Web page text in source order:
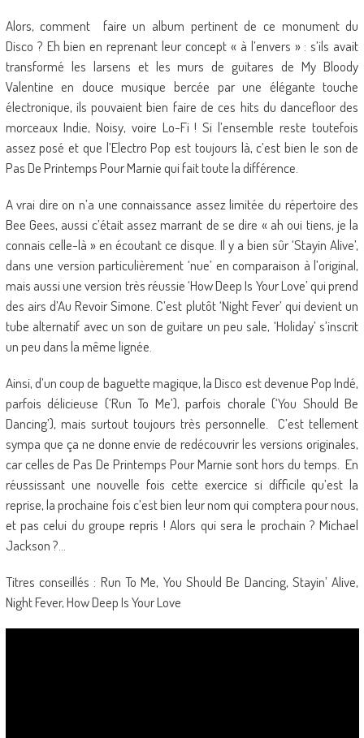
Alors, comment faire un album pertinent de ce monument du
Disco ? Eh bien en reprenant leur concept « à l’envers » : s’ils avait
transformé les larsens et les murs de guitares de My Bloody
Valentine en douce musique bercée par une élégante touche
électronique, ils pouvaient bien faire de ces hits du dancefloor des
morceaux Indie, Noisy, voire Lo-Fi ! Si l’ensemble reste toutefois
assez posé et que l’Electro Pop est toujours là, c’est bien le son de
Pas De Printemps Pour Marnie qui fait toute la différence.
A vrai dire on n’a une connaissance assez limitée du répertoire des
Bee Gees, aussi c’était assez marrant de se dire « ah oui tiens, je la
connais celle-là » en écoutant ce disque. Il y a bien sûr ‘Stayin Alive’,
dans une version particulièrement ‘nue’ en comparaison à l’original,
mais aussi une version très réussie ‘How Deep Is Your Love’ qui prend
des airs d’Au Revoir Simone. C’est plutôt ‘Night Fever’ qui devient un
tube alternatif avec un son de guitare un peu sale, ‘Holiday’ s’inscrit
un peu dans la même lignée.
Ainsi, d’un coup de baguette magique, la Disco est devenue Pop Indé,
parfois délicieuse (‘Run To Me’), parfois chorale (‘You Should Be
Dancing’), mais surtout toujours très personnelle. C’est tellement
sympa que ça ne donne envie de redécouvrir les versions originales,
car celles de Pas De Printemps Pour Marnie sont hors du temps. En
réussissant une nouvelle fois cette exercice si difficile qu’est la
reprise, la prochaine fois c’est bien leur nom qui comptera pour nous,
et pas celui du groupe repris ! Alors qui sera le prochain ? Michael
Jackson ?…
Titres conseillés : Run To Me, You Should Be Dancing, Stayin’ Alive,
Night Fever, How Deep Is Your Love